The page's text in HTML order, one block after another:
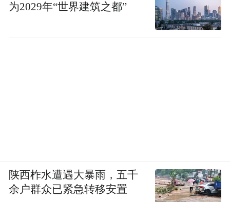
为2029年“世界建筑之都”
陕西柞水遭遇大暴雨，五千
余户群众已紧急转移安置